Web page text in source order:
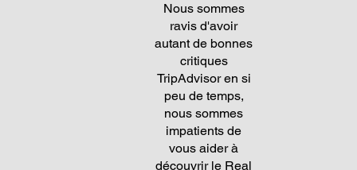
Nous sommes
ravis d'avoir
autant de bonnes
critiques
TripAdvisor en si
peu de temps,
nous sommes
impatients de
vous aider à
découvrir le Real